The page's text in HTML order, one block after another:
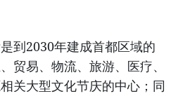
到2030年建成首都区域的
贸易、物流、旅游、医疗、
关大型文化节庆的中心；同